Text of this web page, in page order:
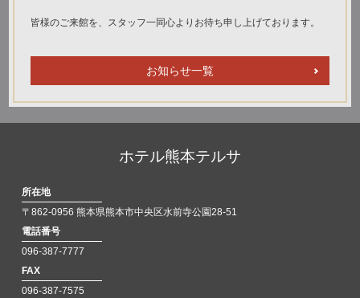
皆様のご来館を、スタッフ一同心よりお待ち申し上げております。
お知らせ一覧
ホテル熊本テルサ
所在地
〒862-0956 熊本県熊本市中央区水前寺公園28-51
電話番号
096-387-7777
FAX
096-387-7575